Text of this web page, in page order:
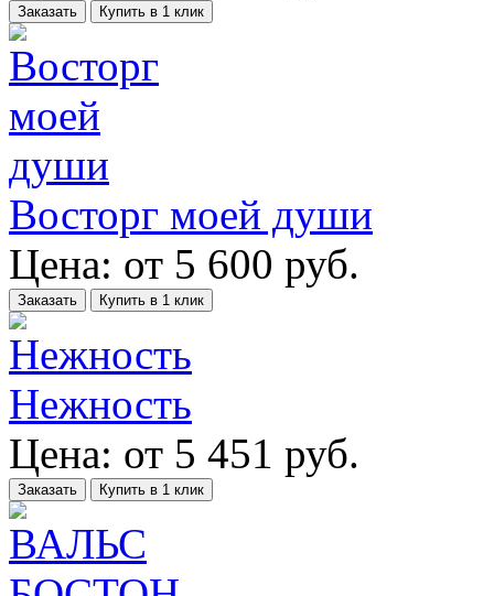
Заказать Купить в 1 клик
Восторг моей души
Цена: от 5 600 руб.
Заказать Купить в 1 клик
Нежность
Цена: от 5 451 руб.
Заказать Купить в 1 клик